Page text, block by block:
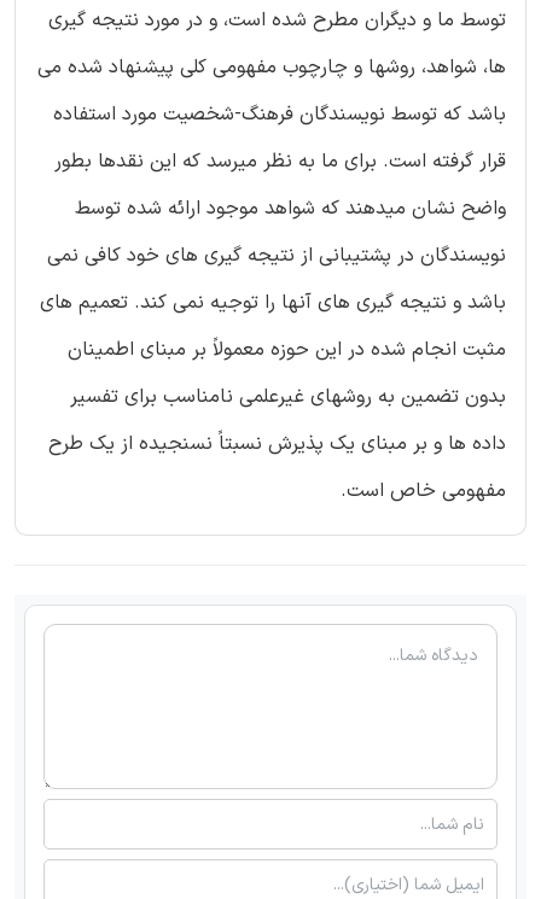
توسط ما و دیگران مطرح شده است، و در مورد نتیجه گیری
ها، شواهد، روشها و چارچوب مفهومی کلی پیشنهاد شده می
باشد که توسط نویسندگان فرهنگ-شخصیت مورد استفاده
قرار گرفته است. برای ما به نظر میرسد که این نقدها بطور
واضح نشان میدهند که شواهد موجود ارائه شده توسط
نویسندگان در پشتیبانی از نتیجه گیری های خود کافی نمی
باشد و نتیجه گیری های آنها را توجیه نمی کند. تعمیم های
مثبت انجام شده در این حوزه معمولاً بر مبنای اطمینان
بدون تضمین به روشهای غیرعلمی نامناسب برای تفسیر
داده ها و بر مبنای یک پذیرش نسبتاً نسنجیده از یک طرح
مفهومی خاص است.